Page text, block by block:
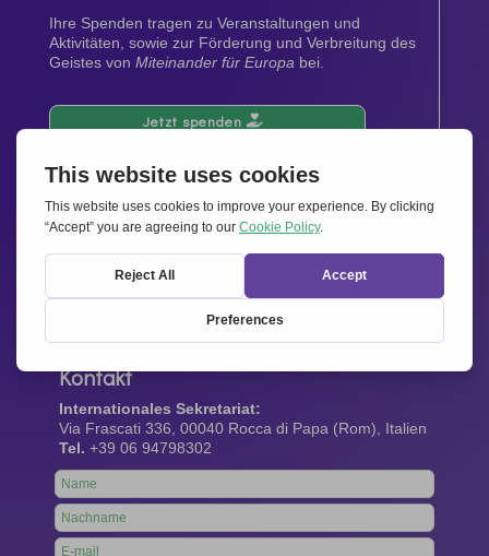
Ihre Spenden tragen zu Veranstaltungen und
Aktivitäten, sowie zur Förderung und Verbreitung des
Geistes von Miteinander für Europa bei.
Jetzt spenden
Newsletter
Bleiben Sie auf dem Laufenden mit den neuesten
Infos aus unserem Netzwerk.
Gleich abonnieren
Kontakt
Internationales Sekretariat:
Via Frascati 336, 00040 Rocca di Papa (Rom), Italien
Tel. +39 06 94798302
Leave
this
field
blank